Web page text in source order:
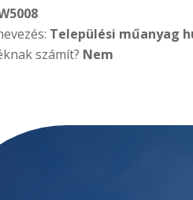
Települési műanyag
számít? Nem